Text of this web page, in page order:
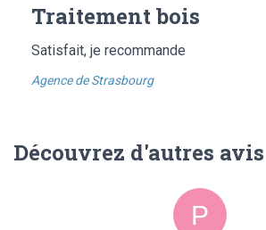
Traitement bois
Satisfait, je recommande
Agence de Strasbourg
Découvrez d'autres avis